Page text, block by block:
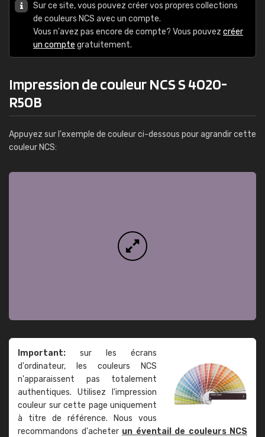
Sur ce site, vous pouvez créer vos propres collections
de couleurs NCS avec un compte.
Vous n'avez pas encore de compte? Vous pouvez créer
un compte gratuitement.
Impression de couleur NCS S 4020-
R50B
Appuyez sur l'exemple de couleur ci-dessous pour agrandir cette
couleur NCS:
Important: sur les écrans
d'ordinateur, les couleurs NCS
n'apparaissent pas totalement
authentiques. Utilisez l'impression
couleur sur cette page uniquement
à titre de référence. Nous vous
recommandons d'acheter un éventail de couleurs NCS